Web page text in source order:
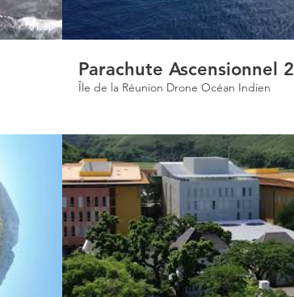
01:30
Parachute Ascensionnel 2
Île de la Réunion Drone Océan Indien